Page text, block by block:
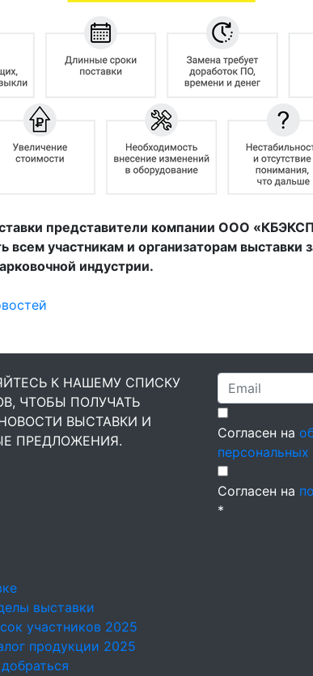
представители компании ООО
всем участникам и организаторам выставки
индустрии.
К НАШЕМУ СПИСКУ
ЧТОБЫ ПОЛУЧАТЬ
ВЫСТАВКИ И
ПРЕДЛОЖЕНИЯ.
Согласен на
Согласен на
*
выставки
участников 2025
продукции 2025